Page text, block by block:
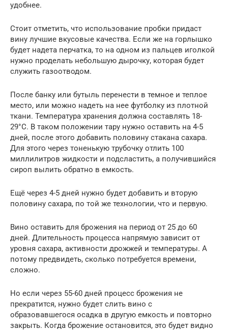
удобнее.
Стоит отметить, что использование пробки придаст
вину лучшие вкусовые качества. Если же на горлышко
будет надета перчатка, то на одном из пальцев иголкой
нужно проделать небольшую дырочку, которая будет
служить газоотводом.
После банку или бутыль перенести в темное и теплое
место, или можно надеть на нее футболку из плотной
ткани. Температура хранения должна составлять 18-
29°C. В таком положении тару нужно оставить на 4-5
дней, после этого добавить половину стакана сахара.
Для этого через тоненькую трубочку отлить 100
миллилитров жидкости и подсластить, а получившийся
сироп вылить обратно в емкость.
Ещё через 4-5 дней нужно будет добавить и вторую
половину сахара, по той же технологии, что и первую.
Вино оставить для брожения на период от 25 до 60
дней. Длительность процесса напрямую зависит от
уровня сахара, активности дрожжей и температуры. А
потому предвидеть, сколько потребуется времени,
сложно.
Но если через 55-60 дней процесс брожения не
прекратится, нужно будет слить вино с
образовавшегося осадка в другую емкость и повторно
закрыть. Когда брожение остановится, это будет видно